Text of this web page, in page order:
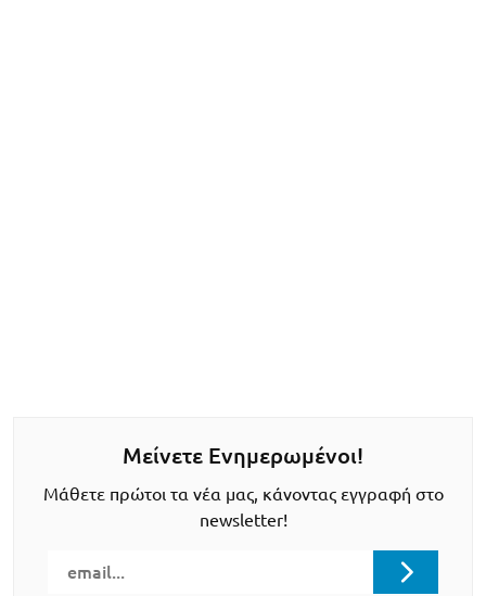
Μείνετε Ενημερωμένοι!
Μάθετε πρώτοι τα νέα μας, κάνοντας εγγραφή στο
newsletter!